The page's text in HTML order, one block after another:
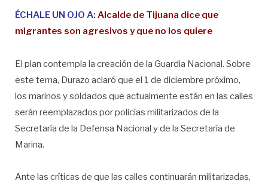
ÉCHALE UN OJO A: Alcalde de Tijuana dice que
migrantes son agresivos y que no los quiere
El plan contempla la creación de la Guardia Nacional. Sobre
este tema, Durazo aclaró que el 1 de diciembre próximo,
los marinos y soldados que actualmente están en las calles
serán reemplazados por policías militarizados de la
Secretaría de la Defensa Nacional y de la Secretaría de
Marina.
Ante las críticas de que las calles continuarán militarizadas,